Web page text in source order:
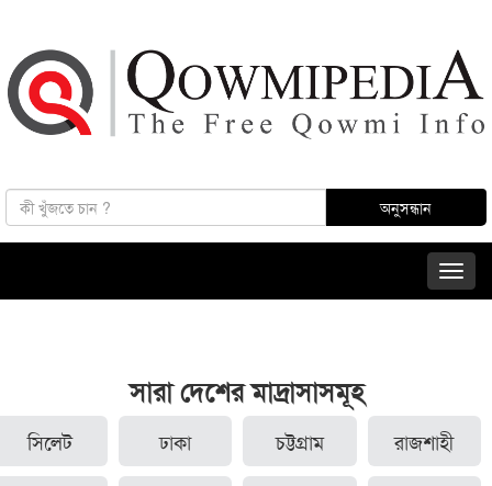
সারা দেশের মাদ্রাসাসমূহ
সিলেট ঢাকা চট্টগ্রাম রাজশাহী